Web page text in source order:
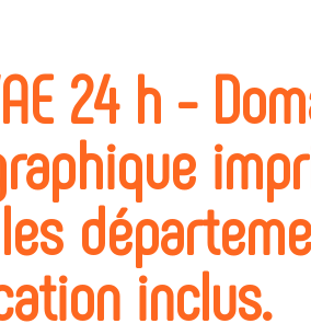
24 h -
inclus.